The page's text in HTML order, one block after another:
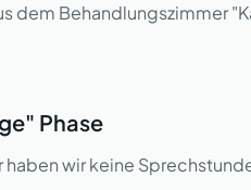
dem Behandlungszimmer
Phase
haben wir keine